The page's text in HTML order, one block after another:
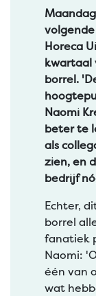
volgende
Horeca
kwartaal
borrel.
Naomi
beter te
als
zien, en
bedrijf
Echter,
borrel
fanatiek
Naomi:
één van
wat